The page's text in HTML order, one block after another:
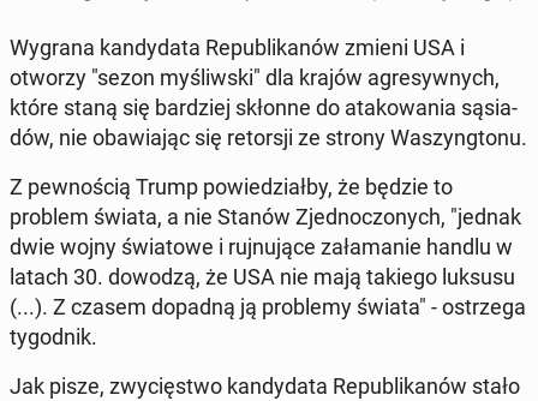
Wygrana kan­dy­da­ta Re­pu­bli­ka­nów zmieni USA i
otworzy "sezon my­śliw­ski" dla krajów agre­syw­nych,
które staną się bar­dziej skłonne do ata­ko­wa­nia są­sia­
dów, nie oba­wia­jąc się re­tor­sji ze strony Wa­szyng­to­nu.
Z pew­no­ścią Trump po­wie­dział­by, że będzie to
problem świata, a nie Stanów Zjed­no­czo­nych, "jednak
dwie wojny świa­to­we i ruj­nu­ją­ce za­ła­ma­nie handlu w
latach 30. dowodzą, że USA nie mają takiego luksusu
(...). Z czasem dopadną ją pro­ble­my świata" - ostrze­ga
ty­go­dnik.
Jak pisze, zwy­cię­stwo kan­dy­da­ta Re­pu­bli­ka­nów stało